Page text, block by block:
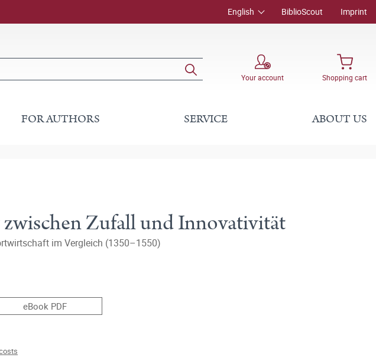
English BiblioScout Imprint
Your account Shopping cart
FOR AUTHORS SERVICE ABOUT US
Zufall und Innovativität
im Vergleich (1350–1550)
eBook PDF